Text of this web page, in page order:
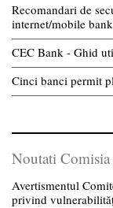
Recomandari de
internet/mobile
CEC Bank - Ghid
Cinci banci permit
Noutati Comisia
Avertismentul
privind